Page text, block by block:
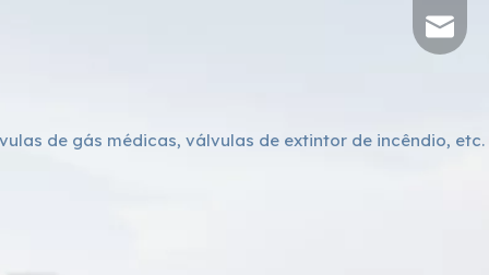
de gás médicas, válvulas de extintor de incêndio, etc.